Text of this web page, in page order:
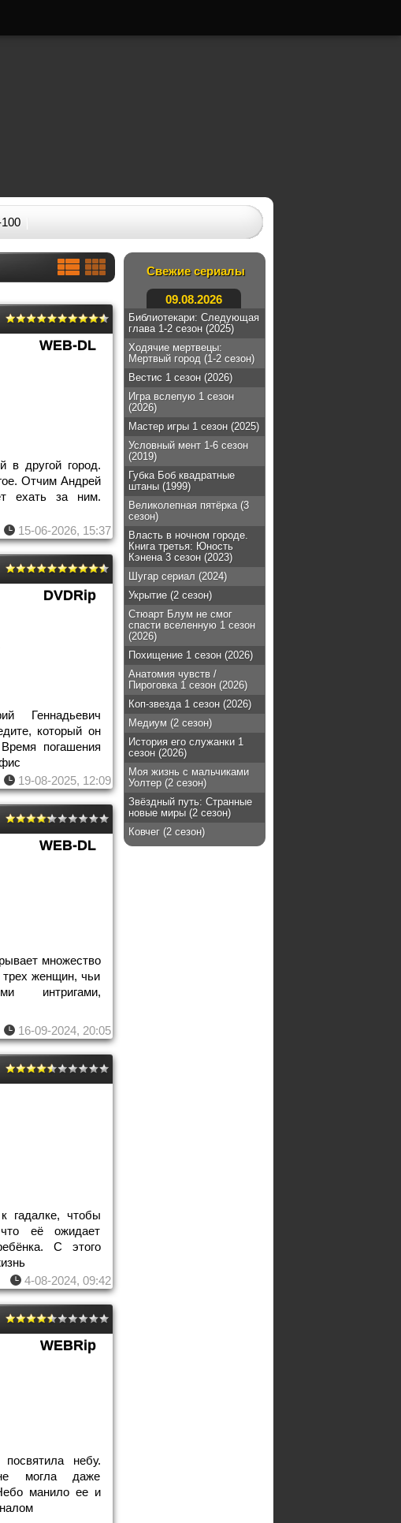
WEB-DL
в другой город.
Отчим Андрей
ехать за ним.
15-06-2026, 15:37
DVDRip
Геннадьевич
который он
погашения
19-08-2025, 12:09
WEB-DL
множество
трех женщин, чьи
интригами,
16-09-2024, 20:05
гадалке, чтобы
её ожидает
С этого
4-08-2024, 09:42
WEBRip
небу.
могла даже
манило ее и
Свежие сериалы
09.08.2026
Библиотекари: Следующая
глава 1-2 сезон (2025)
Ходячие мертвецы:
Мертвый город (1-2 сезон)
Вестис 1 сезон (2026)
Игра вслепую 1 сезон
(2026)
Мастер игры 1 сезон (2025)
Условный мент 1-6 сезон
(2019)
Губка Боб квадратные
штаны (1999)
Великолепная пятёрка (3
сезон)
Власть в ночном городе.
Книга третья: Юность
Кэнена 3 сезон (2023)
Шугар сериал (2024)
Укрытие (2 сезон)
Стюарт Блум не смог
спасти вселенную 1 сезон
(2026)
Похищение 1 сезон (2026)
Анатомия чувств /
Пироговка 1 сезон (2026)
Коп-звезда 1 сезон (2026)
Медиум (2 сезон)
История его служанки 1
сезон (2026)
Моя жизнь с мальчиками
Уолтер (2 сезон)
Звёздный путь: Странные
новые миры (2 сезон)
Ковчег (2 сезон)